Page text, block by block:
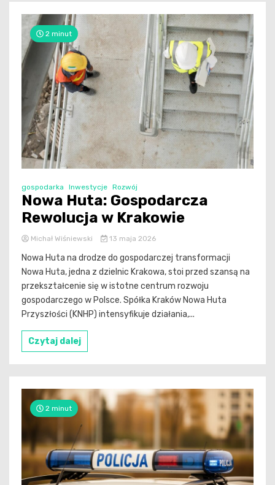
2 minut
gospodarka Inwestycje Rozwój
Nowa Huta: Gospodarcza
Rewolucja w Krakowie
Michał Wiśniewski 13 maja 2026
Nowa Huta na drodze do gospodarczej transformacji
Nowa Huta, jedna z dzielnic Krakowa, stoi przed szansą na
przekształcenie się w istotne centrum rozwoju
gospodarczego w Polsce. Spółka Kraków Nowa Huta
Przyszłości (KNHP) intensyfikuje działania,...
Czytaj dalej
2 minut